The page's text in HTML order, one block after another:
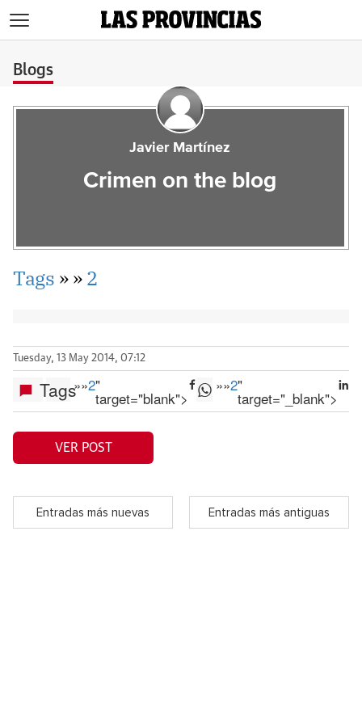
Blogs
Javier Martínez
Crimen on the blog
Tags »»2
Tuesday, 13 May 2014, 07:12
Tags»»2"
target="blank">
»»2"
target="_blank">
VER POST
Entradas más nuevas Entradas más antiguas